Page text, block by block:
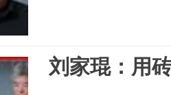
刘家琨：用